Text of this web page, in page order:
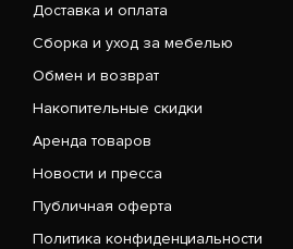
Доставка и оплата
Сборка и уход за мебелью
Обмен и возврат
Накопительные скидки
Аренда товаров
Новости и пресса
Публичная оферта
Политика конфиденциальности